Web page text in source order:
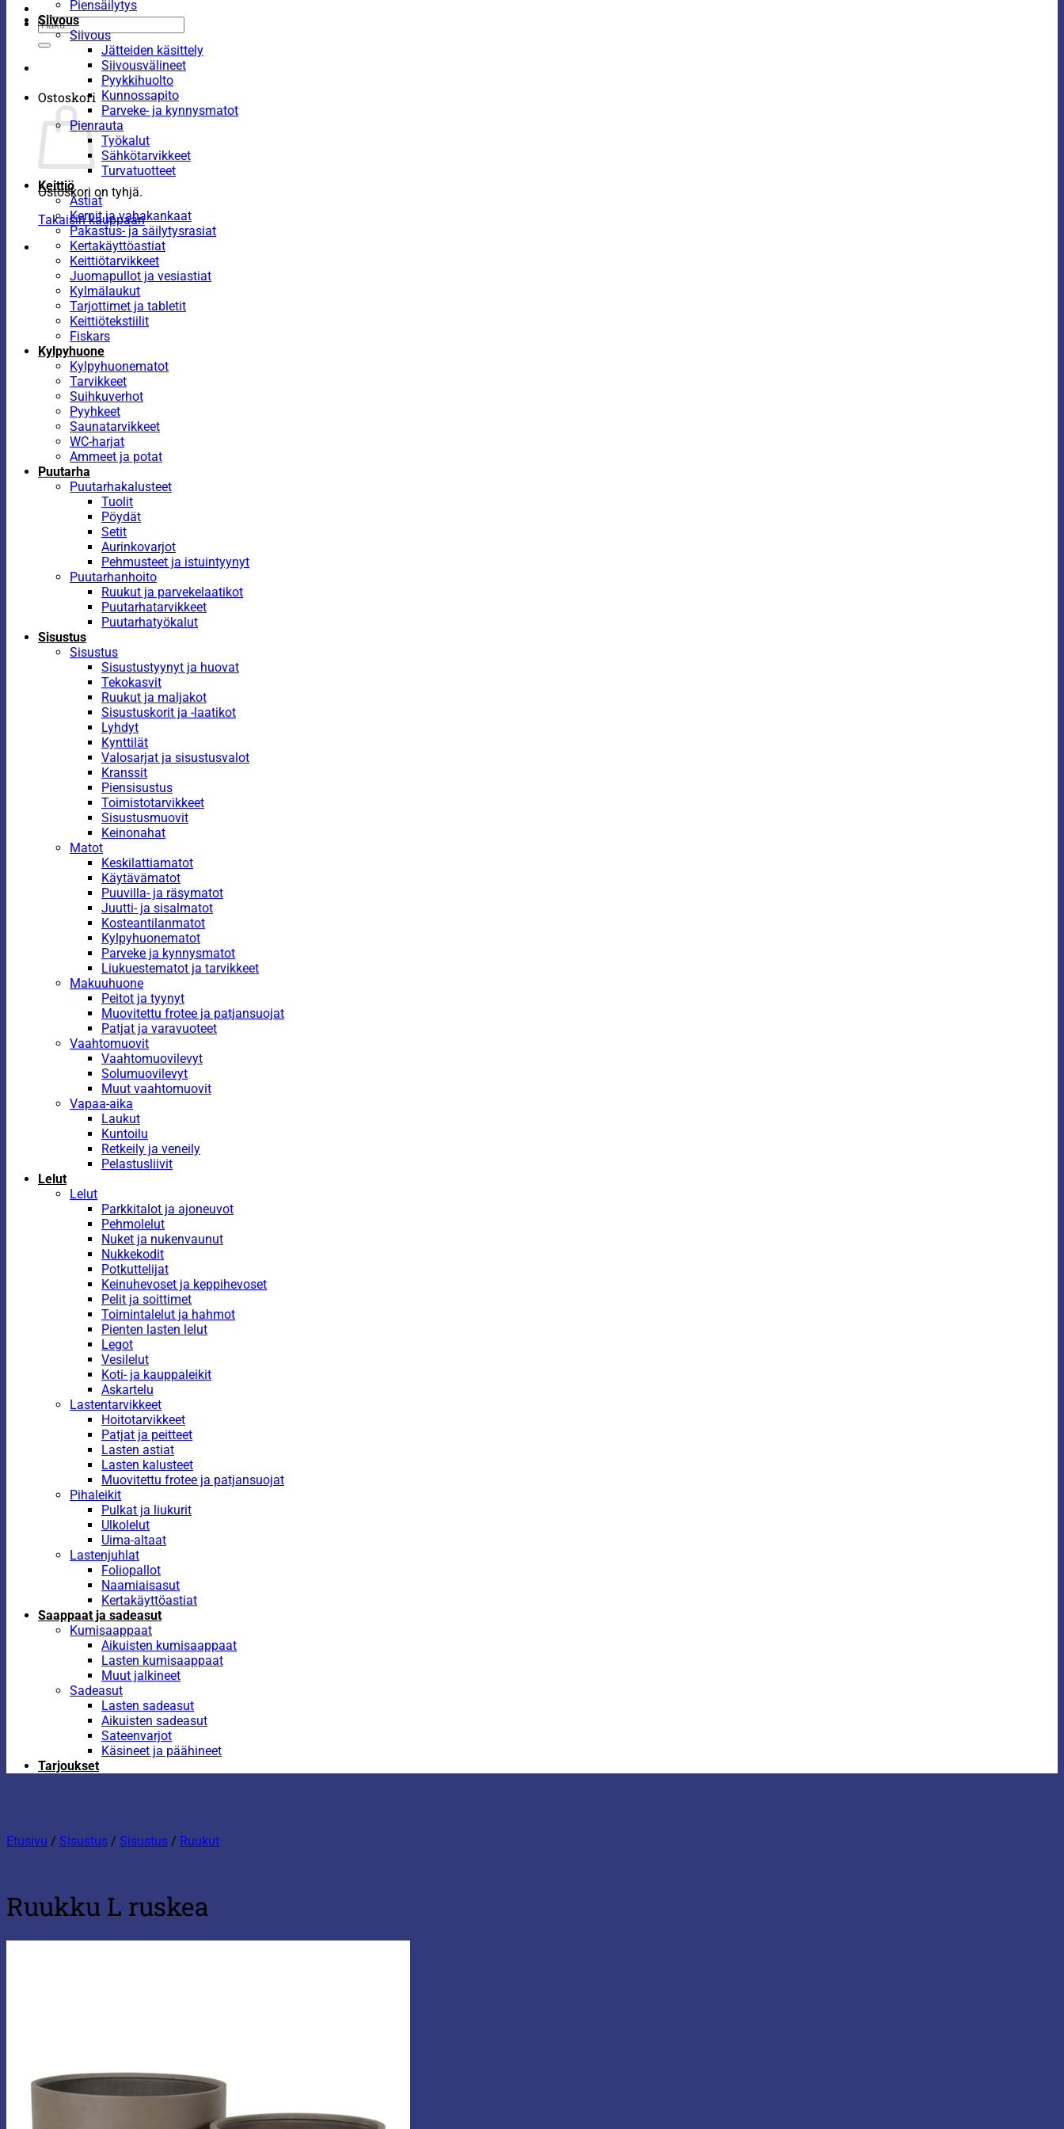
Etsi:
Ostoskori
Ostoskori on tyhjä.
Takaisin kauppaan
Piensäilytys
Siivous
Siivous
Jätteiden käsittely
Siivousvälineet
Pyykkihuolto
Kunnossapito
Parveke- ja kynnysmatot
Pienrauta
Työkalut
Sähkötarvikkeet
Turvatuotteet
Keittiö
Astiat
Kernit ja vahakankaat
Pakastus- ja säilytysrasiat
Kertakäyttöastiat
Keittiötarvikkeet
Juomapullot ja vesiastiat
Kylmälaukut
Tarjottimet ja tabletit
Keittiötekstiilit
Fiskars
Kylpyhuone
Kylpyhuonematot
Tarvikkeet
Suihkuverhot
Pyyhkeet
Saunatarvikkeet
WC-harjat
Ammeet ja potat
Puutarha
Puutarhakalusteet
Tuolit
Pöydät
Setit
Aurinkovarjot
Pehmusteet ja istuintyynyt
Puutarhanhoito
Ruukut ja parvekelaatikot
Puutarhatarvikkeet
Puutarhatyökalut
Sisustus
Sisustus
Sisustustyynyt ja huovat
Tekokasvit
Ruukut ja maljakot
Sisustuskorit ja -laatikot
Lyhdyt
Kynttilät
Valosarjat ja sisustusvalot
Kranssit
Piensisustus
Toimistotarvikkeet
Sisustusmuovit
Keinonahat
Matot
Keskilattiamatot
Käytävämatot
Puuvilla- ja räsymatot
Juutti- ja sisalmatot
Kosteantilanmatot
Kylpyhuonematot
Parveke ja kynnysmatot
Liukuestematot ja tarvikkeet
Makuuhuone
Peitot ja tyynyt
Muovitettu frotee ja patjansuojat
Patjat ja varavuoteet
Vaahtomuovit
Vaahtomuovilevyt
Solumuovilevyt
Muut vaahtomuovit
Vapaa-aika
Laukut
Kuntoilu
Retkeily ja veneily
Pelastusliivit
Lelut
Lelut
Parkkitalot ja ajoneuvot
Pehmolelut
Nuket ja nukenvaunut
Nukkekodit
Potkuttelijat
Keinuhevoset ja keppihevoset
Pelit ja soittimet
Toimintalelut ja hahmot
Pienten lasten lelut
Legot
Vesilelut
Koti- ja kauppaleikit
Askartelu
Lastentarvikkeet
Hoitotarvikkeet
Patjat ja peitteet
Lasten astiat
Lasten kalusteet
Muovitettu frotee ja patjansuojat
Pihaleikit
Pulkat ja liukurit
Ulkolelut
Uima-altaat
Lastenjuhlat
Foliopallot
Naamiaisasut
Kertakäyttöastiat
Saappaat ja sadeasut
Kumisaappaat
Aikuisten kumisaappaat
Lasten kumisaappaat
Muut jalkineet
Sadeasut
Lasten sadeasut
Aikuisten sadeasut
Sateenvarjot
Käsineet ja päähineet
Tarjoukset
Etusivu / Sisustus / Sisustus / Ruukut
Ruukku L ruskea